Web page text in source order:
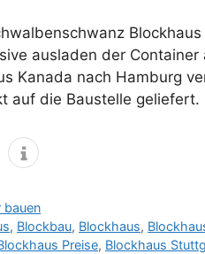
ausladen der
Kanada nach Hamburg
auf die Baustelle geliefert.
bauen
, Blockbau, Blockhaus,
Preise, Blockhaus